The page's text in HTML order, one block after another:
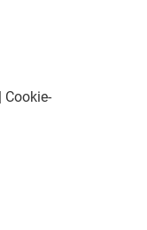
| Cookie-